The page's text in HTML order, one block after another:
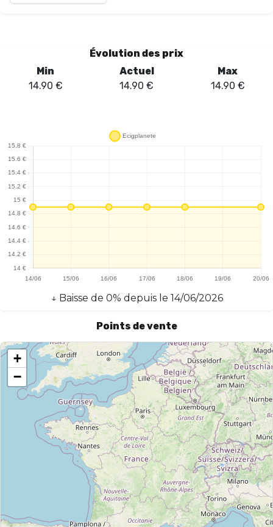
loin les modèles traditionnels, offrant ainsi une expérience
pratique et efficace. L'écran LED intégré est un atout majeur,
de batterie et d’e-liquide, garantissant ainsi une expérience de
vape sans interruption. Les deux cartouches préremplies, faciles
l'on préfère un tirage serré ou plus aérien. En termes de saveur, la
combinaison de myrtille et de menthe offre un équilibre agréable,
savoureuse.
Évolution des prix
Min
14.90 €
Actuel
14.90 €
Max
14.90 €
↓ Baisse de 0% depuis le 14/06/2026
Points de vente
+
−